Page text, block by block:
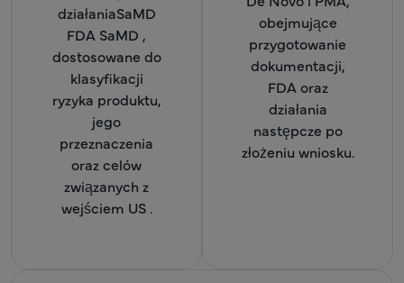
działaniaSaMD
FDA SaMD ,
dostosowane do
klasyfikacji
ryzyka produktu,
jego
przeznaczenia
oraz celów
związanych z
wejściem US .
obejmujące
przygotowanie
dokumentacji,
FDA oraz
działania
następcze po
złożeniu wniosku.